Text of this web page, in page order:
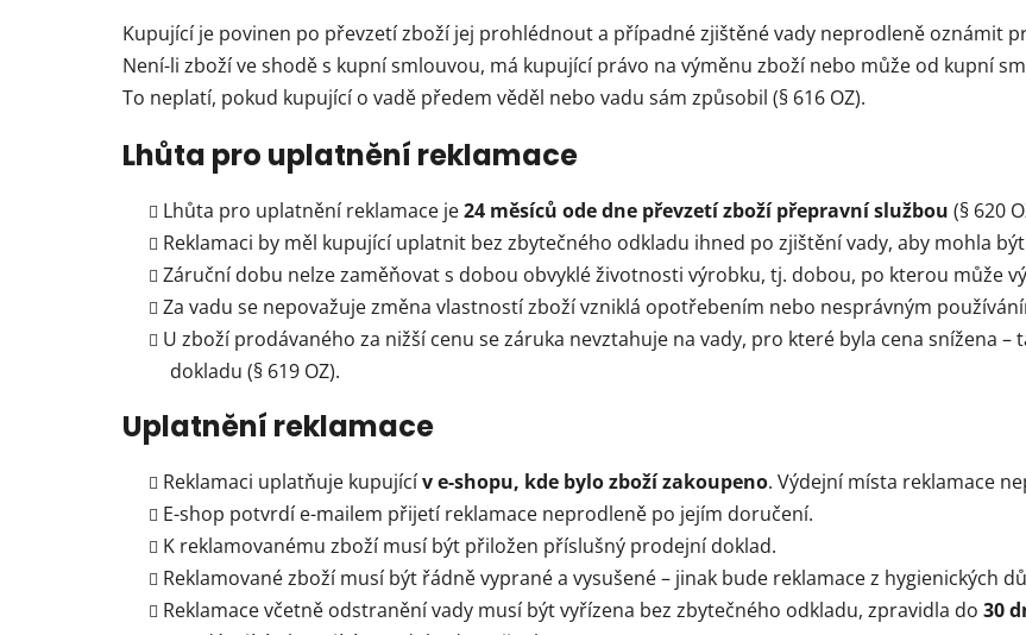
Kupující je povinen po převzetí zboží jej prohlédnout a případné zjištěné vady neprodleně oznámit
Není-li zboží ve shodě s kupní smlouvou, má kupující právo na výměnu zboží nebo může od kupní
To neplatí, pokud kupující o vadě předem věděl nebo vadu sám způsobil (§ 616 OZ).
Lhůta pro uplatnění reklamace
Lhůta pro uplatnění reklamace je24 měsíců ode dne převzetí zboží přepravní službou (§ 620
Reklamaci by měl kupující uplatnit bez zbytečného odkladu ihned po zjištění vady, aby mohla
Záruční dobu nelze zaměňovat s dobou obvyklé životnosti výrobku, tj. dobou, po kterou může
Za vadu se nepovažuje změna vlastností zboží vzniklá opotřebením nebo nesprávným
U zboží prodávaného za nižší cenu se záruka nevztahuje na vady, pro které byla cena snížena
dokladu (§ 619 OZ).
Uplatnění reklamace
Reklamaci uplatňuje kupujícív e-shopu, kde bylo zboží zakoupeno. Výdejní místa reklamace
E-shop potvrdí e-mailem přijetí reklamace neprodleně po jejím doručení.
K reklamovanému zboží musí být přiložen příslušný prodejní doklad.
Reklamované zboží musí být řádně vyprané a vysušené – jinak bude reklamace z hygienických
Reklamace včetně odstranění vady musí být vyřízena bez zbytečného odkladu, zpravidla do 30